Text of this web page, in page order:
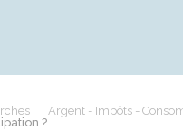
Argent - Impôts -
?